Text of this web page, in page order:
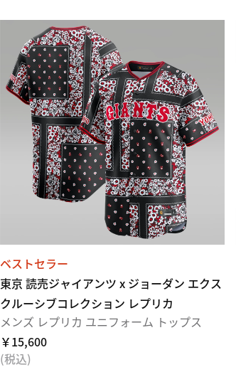
ベストセラー
東京 読売ジャイアンツ x ジョーダン エクス
クルーシブコレクション レプリカ
メンズ レプリカ ユニフォーム トップス
￥15,600
(税込)